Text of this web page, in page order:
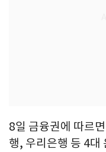
8일 금융권에 따르
행, 우리은행 등 4대